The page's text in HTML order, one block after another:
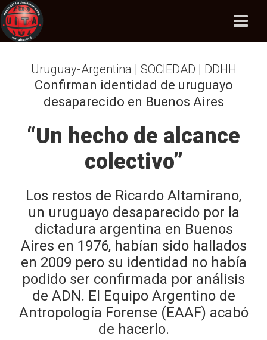
Uruguay-Argentina | SOCIEDAD | DDHH
Confirman identidad de uruguayo
desaparecido en Buenos Aires
“Un hecho de alcance
colectivo”
Los restos de Ricardo Altamirano,
un uruguayo desaparecido por la
dictadura argentina en Buenos
Aires en 1976, habían sido hallados
en 2009 pero su identidad no había
podido ser confirmada por análisis
de ADN. El Equipo Argentino de
Antropología Forense (EAAF) acabó
de hacerlo.